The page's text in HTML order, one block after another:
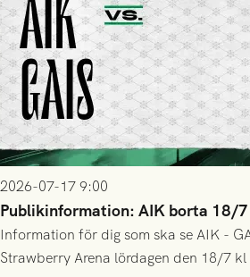
2026-07-17 9:00
Publikinformation: AIK borta 18/7
Information för dig som ska se AIK -
Strawberry Arena lördagen den 18/7 kl